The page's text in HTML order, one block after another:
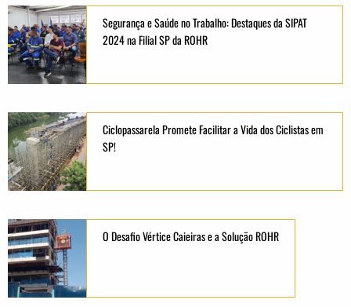
Segurança e Saúde no Trabalho: Destaques da SIPAT
2024 na Filial SP da ROHR
Ciclopassarela Promete Facilitar a Vida dos Ciclistas em
SP!
O Desafio Vértice Caieiras e a Solução ROHR